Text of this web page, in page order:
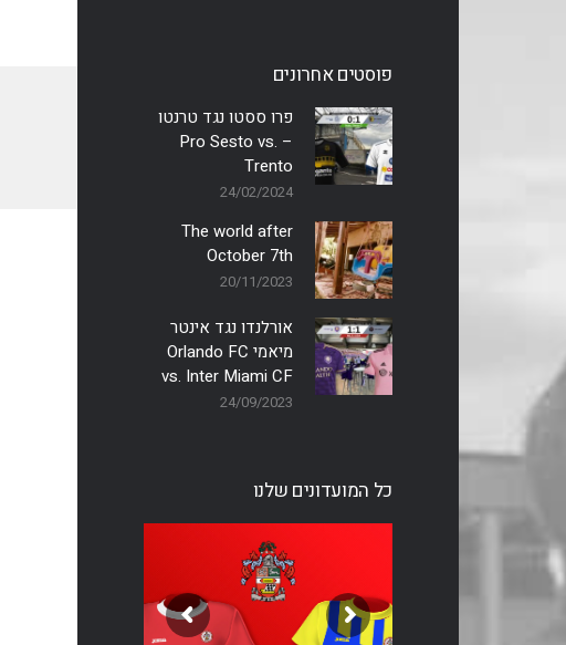
פוסטים אחרונים
פרו ססטו נגד טרנטו
– Pro Sesto vs.
Trento
24/02/2024
The world after
October 7th
20/11/2023
אורלנדו נגד אינטר
מיאמי Orlando FC
vs. Inter Miami CF
24/09/2023
כל המועדונים שלנו